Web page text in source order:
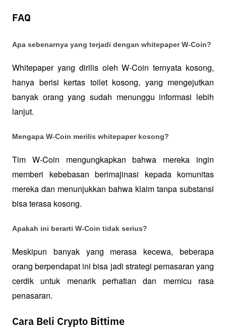
FAQ
Apa sebenarnya yang terjadi dengan whitepaper W-Coin?
Whitepaper yang dirilis oleh W-Coin ternyata kosong,
hanya berisi kertas toilet kosong, yang mengejutkan
banyak orang yang sudah menunggu informasi lebih
lanjut.
Mengapa W-Coin merilis whitepaper kosong?
Tim W-Coin mengungkapkan bahwa mereka ingin
memberi kebebasan berimajinasi kepada komunitas
mereka dan menunjukkan bahwa klaim tanpa substansi
bisa terasa kosong.
Apakah ini berarti W-Coin tidak serius?
Meskipun banyak yang merasa kecewa, beberapa
orang berpendapat ini bisa jadi strategi pemasaran yang
cerdik untuk menarik perhatian dan memicu rasa
penasaran.
Cara Beli Crypto Bittime